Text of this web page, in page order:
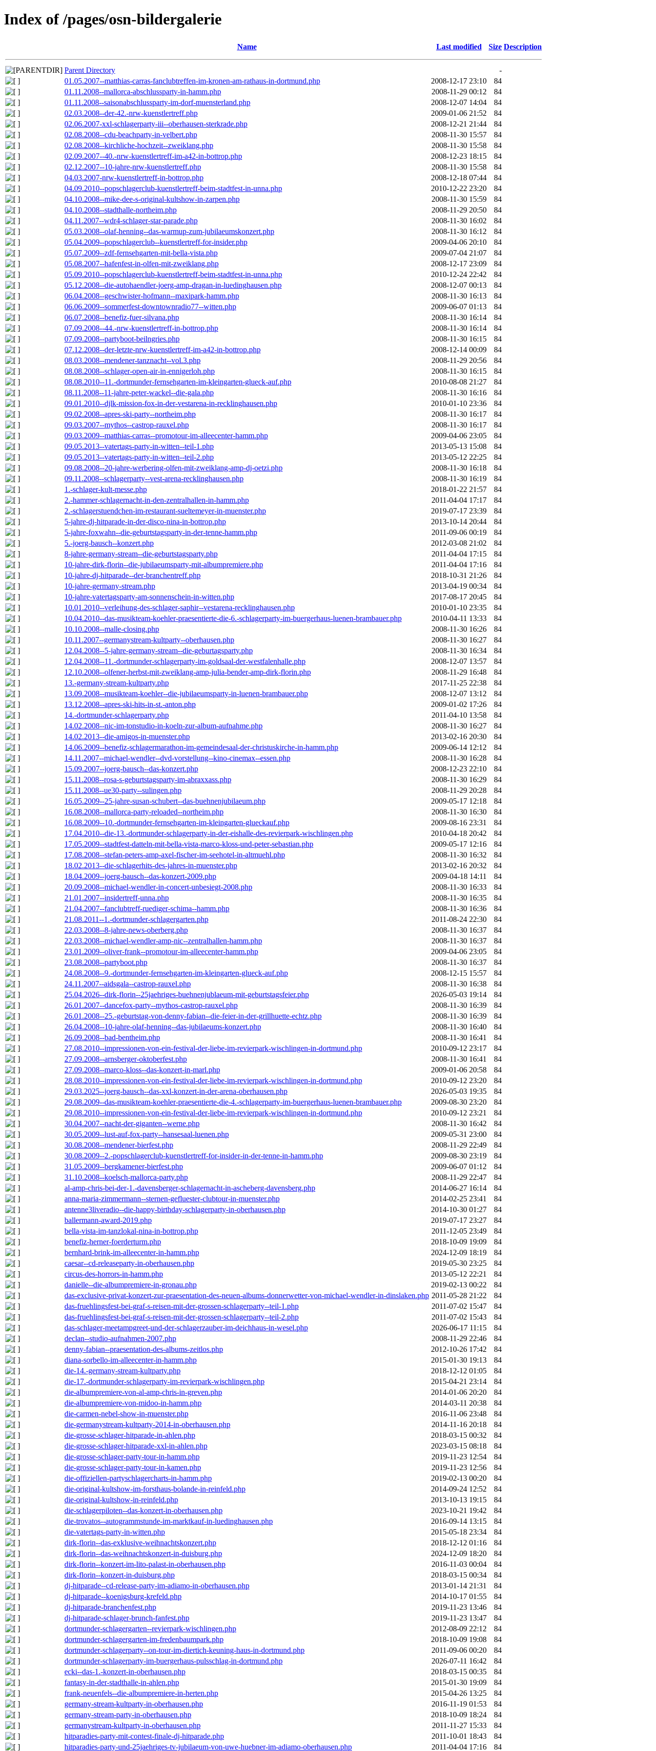
Index of /pages/osn-bildergalerie
Name Last modified Size Description
Parent Directory
-
01.05.2007--matthias-carras-fanclubtreffen-im-kronen-am-rathaus-in-dortmund.php
2008-12-17 23:10
84
01.11.2008--mallorca-abschlussparty-in-hamm.php
2008-11-29 00:12
84
01.11.2008--saisonabschlussparty-im-dorf-muensterland.php
2008-12-07 14:04
84
02.03.2008--der-42.-nrw-kuenstlertreff.php
2009-01-06 21:52
84
02.06.2007-xxl-schlagerparty-iii--oberhausen-sterkrade.php
2008-12-21 21:44
84
02.08.2008--cdu-beachparty-in-velbert.php
2008-11-30 15:57
84
02.08.2008--kirchliche-hochzeit--zweiklang.php
2008-11-30 15:58
84
02.09.2007--40.-nrw-kuenstlertreff-im-a42-in-bottrop.php
2008-12-23 18:15
84
02.12.2007--10-jahre-nrw-kuenstlertreff.php
2008-11-30 15:58
84
04.03.2007-nrw-kuenstlertreff-in-bottrop.php
2008-12-18 07:44
84
04.09.2010--popschlagerclub-kuenstlertreff-beim-stadtfest-in-unna.php
2010-12-22 23:20
84
04.10.2008--mike-dee-s-original-kultshow-in-zarpen.php
2008-11-30 15:59
84
04.10.2008--stadthalle-northeim.php
2008-11-29 20:50
84
04.11.2007--wdr4-schlager-star-parade.php
2008-11-30 16:02
84
05.03.2008--olaf-henning--das-warmup-zum-jubilaeumskonzert.php
2008-11-30 16:12
84
05.04.2009--popschlagerclub--kuenstlertreff-for-insider.php
2009-04-06 20:10
84
05.07.2009--zdf-fernsehgarten-mit-bella-vista.php
2009-07-04 21:07
84
05.08.2007--hafenfest-in-olfen-mit-zweiklang.php
2008-12-17 23:09
84
05.09.2010--popschlagerclub-kuenstlertreff-beim-stadtfest-in-unna.php
2010-12-24 22:42
84
05.12.2008--die-autohaendler-joerg-amp-dragan-in-luedinghausen.php
2008-12-07 00:13
84
06.04.2008--geschwister-hofmann--maxipark-hamm.php
2008-11-30 16:13
84
06.06.2009--sommerfest-downtownradio77--witten.php
2009-06-07 01:13
84
06.07.2008--benefiz-fuer-silvana.php
2008-11-30 16:14
84
07.09.2008--44.-nrw-kuenstlertreff-in-bottrop.php
2008-11-30 16:14
84
07.09.2008--partyboot-beilngries.php
2008-11-30 16:15
84
07.12.2008--der-letzte-nrw-kuenstlertreff-im-a42-in-bottrop.php
2008-12-14 00:09
84
08.03.2008--mendener-tanznacht--vol.3.php
2008-11-29 20:56
84
08.08.2008--schlager-open-air-in-ennigerloh.php
2008-11-30 16:15
84
08.08.2010--11.-dortmunder-fernsehgarten-im-kleingarten-glueck-auf.php
2010-08-08 21:27
84
08.11.2008--11-jahre-peter-wackel--die-gala.php
2008-11-30 16:16
84
09.01.2010--djlk-mission-fox-in-der-vestarena-in-recklinghausen.php
2010-01-10 23:36
84
09.02.2008--apres-ski-party--northeim.php
2008-11-30 16:17
84
09.03.2007--mythos--castrop-rauxel.php
2008-11-30 16:17
84
09.03.2009--matthias-carras--promotour-im-alleecenter-hamm.php
2009-04-06 23:05
84
09.05.2013--vatertags-party-in-witten--teil-1.php
2013-05-13 15:08
84
09.05.2013--vatertags-party-in-witten--teil-2.php
2013-05-12 22:25
84
09.08.2008--20-jahre-werbering-olfen-mit-zweiklang-amp-dj-oetzi.php
2008-11-30 16:18
84
09.11.2008--schlagerparty--vest-arena-recklinghausen.php
2008-11-30 16:19
84
1.-schlager-kult-messe.php
2018-01-22 21:57
84
2.-hammer-schlagernacht-in-den-zentralhallen-in-hamm.php
2011-04-04 17:17
84
2.-schlagerstuendchen-im-restaurant-sueltemeyer-in-muenster.php
2019-07-17 23:39
84
5-jahre-dj-hitparade-in-der-disco-nina-in-bottrop.php
2013-10-14 20:44
84
5-jahre-foxwahn--die-geburtstagsparty-in-der-tenne-hamm.php
2011-09-06 00:19
84
5.-joerg-bausch--konzert.php
2012-03-08 21:02
84
8-jahre-germany-stream--die-geburtstagsparty.php
2011-04-04 17:15
84
10-jahre-dirk-florin--die-jubilaeumsparty-mit-albumpremiere.php
2011-04-04 17:16
84
10-jahre-dj-hitparade--der-branchentreff.php
2018-10-31 21:26
84
10-jahre-germany-stream.php
2013-04-19 00:34
84
10-jahre-vatertagsparty-am-sonnenschein-in-witten.php
2017-08-17 20:45
84
10.01.2010--verleihung-des-schlager-saphir--vestarena-recklinghausen.php
2010-01-10 23:35
84
10.04.2010--das-musikteam-koehler-praesentierte-die-6.-schlagerparty-im-buergerhaus-luenen-brambauer.php
2010-04-11 13:33
84
10.10.2008--malle-closing.php
2008-11-30 16:26
84
10.11.2007--germanystream-kultparty--oberhausen.php
2008-11-30 16:27
84
12.04.2008--5-jahre-germany-stream--die-geburtagsparty.php
2008-11-30 16:34
84
12.04.2008--11.-dortmunder-schlagerparty-im-goldsaal-der-westfalenhalle.php
2008-12-07 13:57
84
12.10.2008--olfener-herbst-mit-zweiklang-amp-julia-bender-amp-dirk-florin.php
2008-11-29 16:48
84
13.-germany-stream-kultparty.php
2017-11-25 22:38
84
13.09.2008--musikteam-koehler--die-jubilaeumsparty-in-luenen-brambauer.php
2008-12-07 13:12
84
13.12.2008--apres-ski-hits-in-st.-anton.php
2009-01-02 17:26
84
14.-dortmunder-schlagerparty.php
2011-04-10 13:58
84
14.02.2008--nic-im-tonstudio-in-koeln-zur-album-aufnahme.php
2008-11-30 16:27
84
14.02.2013--die-amigos-in-muenster.php
2013-02-16 20:30
84
14.06.2009--benefiz-schlagermarathon-im-gemeindesaal-der-christuskirche-in-hamm.php
2009-06-14 12:12
84
14.11.2007--michael-wendler--dvd-vorstellung--kino-cinemax--essen.php
2008-11-30 16:28
84
15.09.2007--joerg-bausch--das-konzert.php
2008-12-23 22:10
84
15.11.2008--rosa-s-geburtstagsparty-im-abraxxass.php
2008-11-30 16:29
84
15.11.2008--ue30-party--sulingen.php
2008-11-29 20:28
84
16.05.2009--25-jahre-susan-schubert--das-buehnenjubilaeum.php
2009-05-17 12:18
84
16.08.2008--mallorca-party-reloaded--northeim.php
2008-11-30 16:30
84
16.08.2009--10.-dortmunder-fernsehgarten-im-kleingarten-glueckauf.php
2009-08-16 23:31
84
17.04.2010--die-13.-dortmunder-schlagerparty-in-der-eishalle-des-revierpark-wischlingen.php
2010-04-18 20:42
84
17.05.2009--stadtfest-datteln-mit-bella-vista-marco-kloss-und-peter-sebastian.php
2009-05-17 12:16
84
17.08.2008--stefan-peters-amp-axel-fischer-im-seehotel-in-altmuehl.php
2008-11-30 16:32
84
18.02.2013--die-schlagerhits-des-jahres-in-muenster.php
2013-02-16 20:32
84
18.04.2009--joerg-bausch--das-konzert-2009.php
2009-04-18 14:11
84
20.09.2008--michael-wendler-in-concert-unbesiegt-2008.php
2008-11-30 16:33
84
21.01.2007--insidertreff-unna.php
2008-11-30 16:35
84
21.04.2007--fanclubtreff-ruediger-schima--hamm.php
2008-11-30 16:36
84
21.08.2011--1.-dortmunder-schlagergarten.php
2011-08-24 22:30
84
22.03.2008--8-jahre-news-oberberg.php
2008-11-30 16:37
84
22.03.2008--michael-wendler-amp-nic--zentralhallen-hamm.php
2008-11-30 16:37
84
23.01.2009--oliver-frank--promotour-im-alleecenter-hamm.php
2009-04-06 23:05
84
23.08.2008--partyboot.php
2008-11-30 16:37
84
24.08.2008--9.-dortmunder-fernsehgarten-im-kleingarten-glueck-auf.php
2008-12-15 15:57
84
24.11.2007--aidsgala--castrop-rauxel.php
2008-11-30 16:38
84
25.04.2026--dirk-florin--25jaehriges-buehnenjublaeum-mit-geburtstagsfeier.php
2026-05-03 19:14
84
26.01.2007--dancefox-party--mythos-castrop-rauxel.php
2008-11-30 16:39
84
26.01.2008--25.-geburtstag-von-denny-fabian--die-feier-in-der-grillhuette-echtz.php
2008-11-30 16:39
84
26.04.2008--10-jahre-olaf-henning--das-jubilaeums-konzert.php
2008-11-30 16:40
84
26.09.2008--bad-bentheim.php
2008-11-30 16:41
84
27.08.2010--impressionen-von-ein-festival-der-liebe-im-revierpark-wischlingen-in-dortmund.php
2010-09-12 23:17
84
27.09.2008--arnsberger-oktoberfest.php
2008-11-30 16:41
84
27.09.2008--marco-kloss--das-konzert-in-marl.php
2009-01-06 20:58
84
28.08.2010--impressionen-von-ein-festival-der-liebe-im-revierpark-wischlingen-in-dortmund.php
2010-09-12 23:20
84
29.03.2025--joerg-bausch--das-xxl-konzert-in-der-arena-oberhausen.php
2026-05-03 19:35
84
29.08.2009--das-musikteam-koehler-praesentierte-die-4.-schlagerparty-im-buergerhaus-luenen-brambauer.php
2009-08-30 23:20
84
29.08.2010--impressionen-von-ein-festival-der-liebe-im-revierpark-wischlingen-in-dortmund.php
2010-09-12 23:21
84
30.04.2007--nacht-der-giganten--werne.php
2008-11-30 16:42
84
30.05.2009--lust-auf-fox-party--hansesaal-luenen.php
2009-05-31 23:00
84
30.08.2008--mendener-bierfest.php
2008-11-29 22:49
84
30.08.2009--2.-popschlagerclub-kuenstlertreff-for-insider-in-der-tenne-in-hamm.php
2009-08-30 23:19
84
31.05.2009--bergkamener-bierfest.php
2009-06-07 01:12
84
31.10.2008--koelsch-mallorca-party.php
2008-11-29 22:47
84
al-amp-chris-bei-der-1.-davensberger-schlagernacht-in-ascheberg-davensberg.php
2014-06-27 16:14
84
anna-maria-zimmermann--sternen-gefluester-clubtour-in-muenster.php
2014-02-25 23:41
84
antenne3liveradio--die-happy-birthday-schlagerparty-in-oberhausen.php
2014-10-30 01:27
84
ballermann-award-2019.php
2019-07-17 23:27
84
bella-vista-im-tanzlokal-nina-in-bottrop.php
2011-12-05 23:49
84
benefiz-herner-foerderturm.php
2018-10-09 19:09
84
bernhard-brink-im-alleecenter-in-hamm.php
2024-12-09 18:19
84
caesar--cd-releaseparty-in-oberhausen.php
2019-05-30 23:25
84
circus-des-horrors-in-hamm.php
2013-05-12 22:21
84
danielle--die-albumpremiere-in-gronau.php
2019-02-13 00:22
84
das-exclusive-privat-konzert-zur-praesentation-des-neuen-albums-donnerwetter-von-michael-wendler-in-dinslaken.php 2011-05-28 21:22
84
das-fruehlingsfest-bei-graf-s-reisen-mit-der-grossen-schlagerparty--teil-1.php
2011-07-02 15:47
84
das-fruehlingsfest-bei-graf-s-reisen-mit-der-grossen-schlagerparty--teil-2.php
2011-07-02 15:43
84
das-schlager-meetampgreet-und-der-schlagerzauber-im-deichhaus-in-wesel.php
2026-06-17 11:15
84
declan--studio-aufnahmen-2007.php
2008-11-29 22:46
84
denny-fabian--praesentation-des-albums-zeitlos.php
2012-10-26 17:42
84
diana-sorbello-im-alleecenter-in-hamm.php
2015-01-30 19:13
84
die-14.-germany-stream-kultparty.php
2018-12-12 01:05
84
die-17.-dortmunder-schlagerparty-im-revierpark-wischlingen.php
2015-04-21 23:14
84
die-albumpremiere-von-al-amp-chris-in-greven.php
2014-01-06 20:20
84
die-albumpremiere-von-midoo-in-hamm.php
2014-03-11 20:38
84
die-carmen-nebel-show-in-muenster.php
2016-11-06 23:48
84
die-germanystream-kultparty-2014-in-oberhausen.php
2014-11-16 20:18
84
die-grosse-schlager-hitparade-in-ahlen.php
2018-03-15 00:32
84
die-grosse-schlager-hitparade-xxl-in-ahlen.php
2023-03-15 08:18
84
die-grosse-schlager-party-tour-in-hamm.php
2019-11-23 12:54
84
die-grosse-schlager-party-tour-in-kamen.php
2019-11-23 12:56
84
die-offiziellen-partyschlagercharts-in-hamm.php
2019-02-13 00:20
84
die-original-kultshow-im-forsthaus-bolande-in-reinfeld.php
2014-09-24 12:52
84
die-original-kultshow-in-reinfeld.php
2013-10-13 19:15
84
die-schlagerpiloten--das-konzert-in-oberhausen.php
2023-10-21 19:42
84
die-trovatos--autogrammstunde-im-marktkauf-in-luedinghausen.php
2016-09-14 13:15
84
die-vatertags-party-in-witten.php
2015-05-18 23:34
84
dirk-florin--das-exklusive-weihnachtskonzert.php
2018-12-12 01:16
84
dirk-florin--das-weihnachtskonzert-in-duisburg.php
2024-12-09 18:20
84
dirk-florin--konzert-im-lito-palast-in-oberhausen.php
2016-11-03 00:04
84
dirk-florin--konzert-in-duisburg.php
2018-03-15 00:34
84
dj-hitparade--cd-release-party-im-adiamo-in-oberhausen.php
2013-01-14 21:31
84
dj-hitparade--koenigsburg-krefeld.php
2014-10-17 01:55
84
dj-hitparade-branchenfest.php
2019-11-23 13:46
84
dj-hitparade-schlager-brunch-fanfest.php
2019-11-23 13:47
84
dortmunder-schlagergarten--revierpark-wischlingen.php
2012-08-09 22:12
84
dortmunder-schlagergarten-im-fredenbaumpark.php
2018-10-09 19:08
84
dortmunder-schlagerparty--on-tour-im-diertich-keuning-haus-in-dortmund.php
2011-09-06 00:20
84
dortmunder-schlagerparty-im-buergerhaus-pulsschlag-in-dortmund.php
2026-07-11 16:42
84
ecki--das-1.-konzert-in-oberhausen.php
2018-03-15 00:35
84
fantasy-in-der-stadthalle-in-ahlen.php
2015-01-30 19:09
84
frank-neuenfels--die-albumpremiere-in-herten.php
2015-04-26 13:25
84
germany-stream-kultparty-in-oberhausen.php
2016-11-19 01:53
84
germany-stream-party-in-oberhausen.php
2018-10-09 18:24
84
germanystream-kultparty-in-oberhausen.php
2011-11-27 15:33
84
hitparadies-party-mit-contest-finale-dj-hitparade.php
2011-10-01 18:43
84
hitparadies-party-und-25jaehriges-tv-jubilaeum-von-uwe-huebner-im-adiamo-oberhausen.php
2011-04-04 17:16 84